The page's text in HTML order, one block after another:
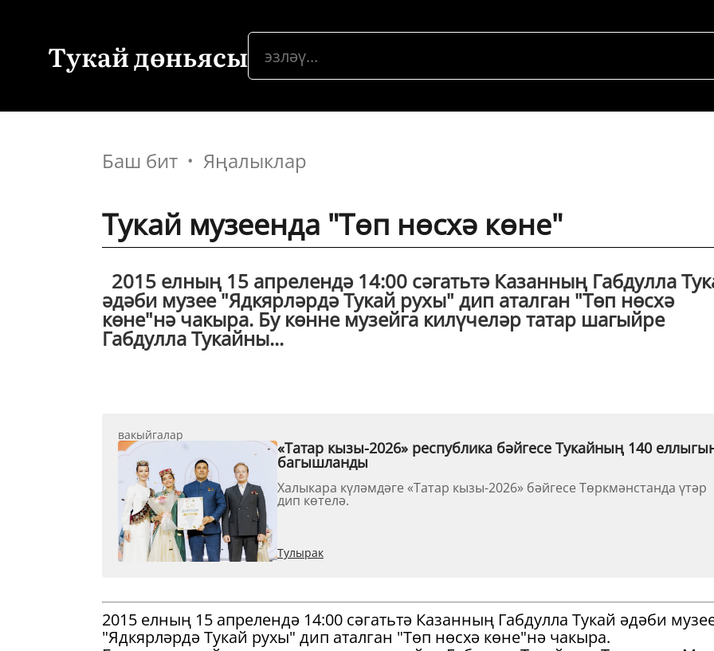
Тукай дөньясы
Баш бит Яңалыклар
Тукай музеенда "Төп нөсхә көне"
2015 елның 15 апрелендә 14:00 сәгатьтә Казанның Габдулла
әдәби музее "Ядкярләрдә Тукай рухы" дип аталган "Төп нөсхә
көне"нә чакыра. Бу көнне музейга килүчеләр татар шагыйре
Габдулла Тукайны...
вакыйгалар
«Татар кызы-2026» республика бәйгесе Тукайның 140
багышланды
Халыкара күләмдәге «Татар кызы-2026» бәйгесе Төркмәнстанда үтәр
дип көтелә.
Тулырак
2015 елның 15 апрелендә 14:00 сәгатьтә Казанның Габдулла Тукай әдәби
"Ядкярләрдә Тукай рухы" дип аталган "Төп нөсхә көне"нә чакыра.